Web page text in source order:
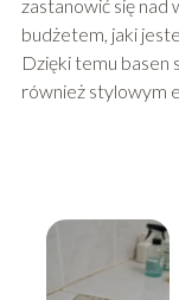
zastanowić się nad
budżetem, jaki
Dzięki temu basen
również stylowym